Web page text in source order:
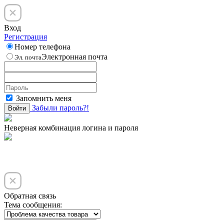
Вход
Регистрация
Номер телефона
Эл. почтаЭлектронная почта
Запомнить меня
Войти Забыли пароль?!
Неверная комбинация логина и пароля
Обратная связь
Тема сообщения: